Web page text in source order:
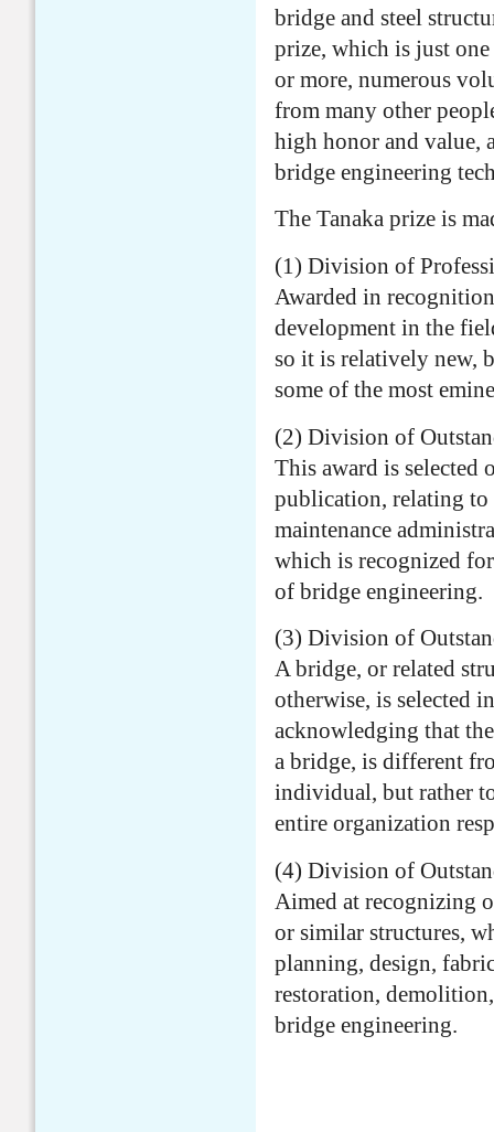
bridge and steel
prize, which is just
or more, numerous
from many other
high honor and value,
bridge engineering
The Tanaka prize is
(1) Division of
Awarded in
development in the
so it is relatively new,
some of the most
(2) Division of
This award is selected
publication, relating to
maintenance
which is recognized
of bridge engineering.
(3) Division of
A bridge, or related
otherwise, is selected
acknowledging that
a bridge, is different
individual, but rather
entire organization
(4) Division of
Aimed at recognizing
or similar structures,
planning, design,
restoration,
bridge engineering.